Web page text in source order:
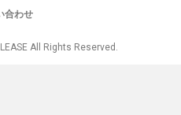
合わせ
All Rights Reserved.